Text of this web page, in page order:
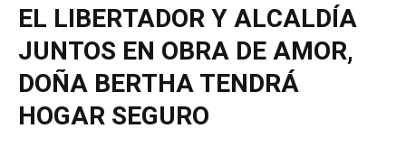
EL LIBERTADOR Y ALCALDÍA
JUNTOS EN OBRA DE AMOR,
DOÑA BERTHA TENDRÁ
HOGAR SEGURO